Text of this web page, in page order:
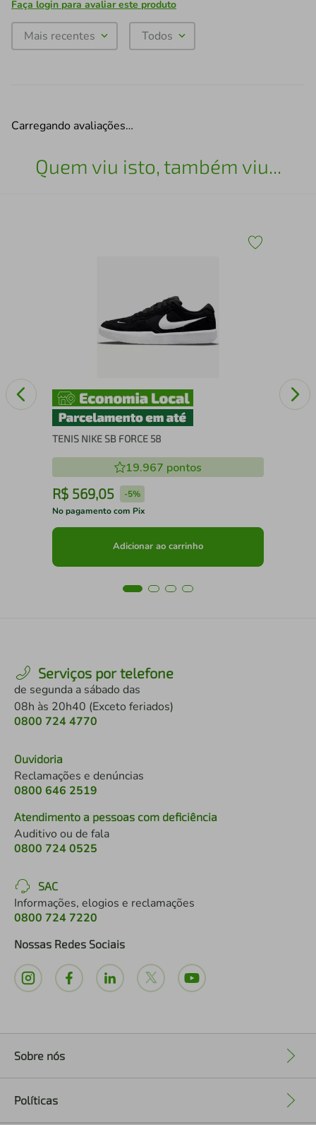
Faça login para avaliar este produto
Mais recentes Todos
Carregando avaliações…
Quem viu isto, também viu...
TENIS NIKE SB FORCE 58
19.967 pontos
R$ 569,05 -5%
No pagamento com Pix
Adicionar ao carrinho
Serviços por telefone
de segunda a sábado das
08h às 20h40 (Exceto feriados)
0800 724 4770
Ouvidoria
Reclamações e denúncias
0800 646 2519
Atendimento a pessoas com deficiência
Auditivo ou de fala
0800 724 0525
SAC
Informações, elogios e reclamações
0800 724 7220
Nossas Redes Sociais
Sobre nós
Políticas